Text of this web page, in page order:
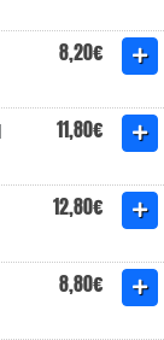
8,20€
11,80€
12,80€
8,80€